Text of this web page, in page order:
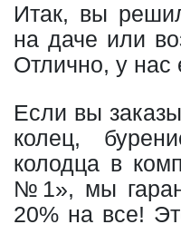
Итак, вы
на даче или
Отлично, у нас
Если вы
колец,
колодца в
№1», мы
20% на все!